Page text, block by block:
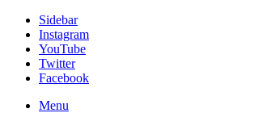
Sidebar
Instagram
YouTube
Twitter
Facebook
Menu